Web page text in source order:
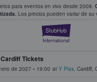
para eventos en vivo desde 2009.
Los precios pueden variar de su
y venden
Cardiff Tickets
de 2027 • 19:00 at Y Plas, Cardiff,